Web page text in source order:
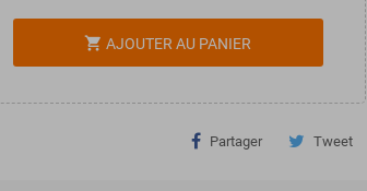
shopping_cart AJOUTER AU PANIER
Partager Tweet